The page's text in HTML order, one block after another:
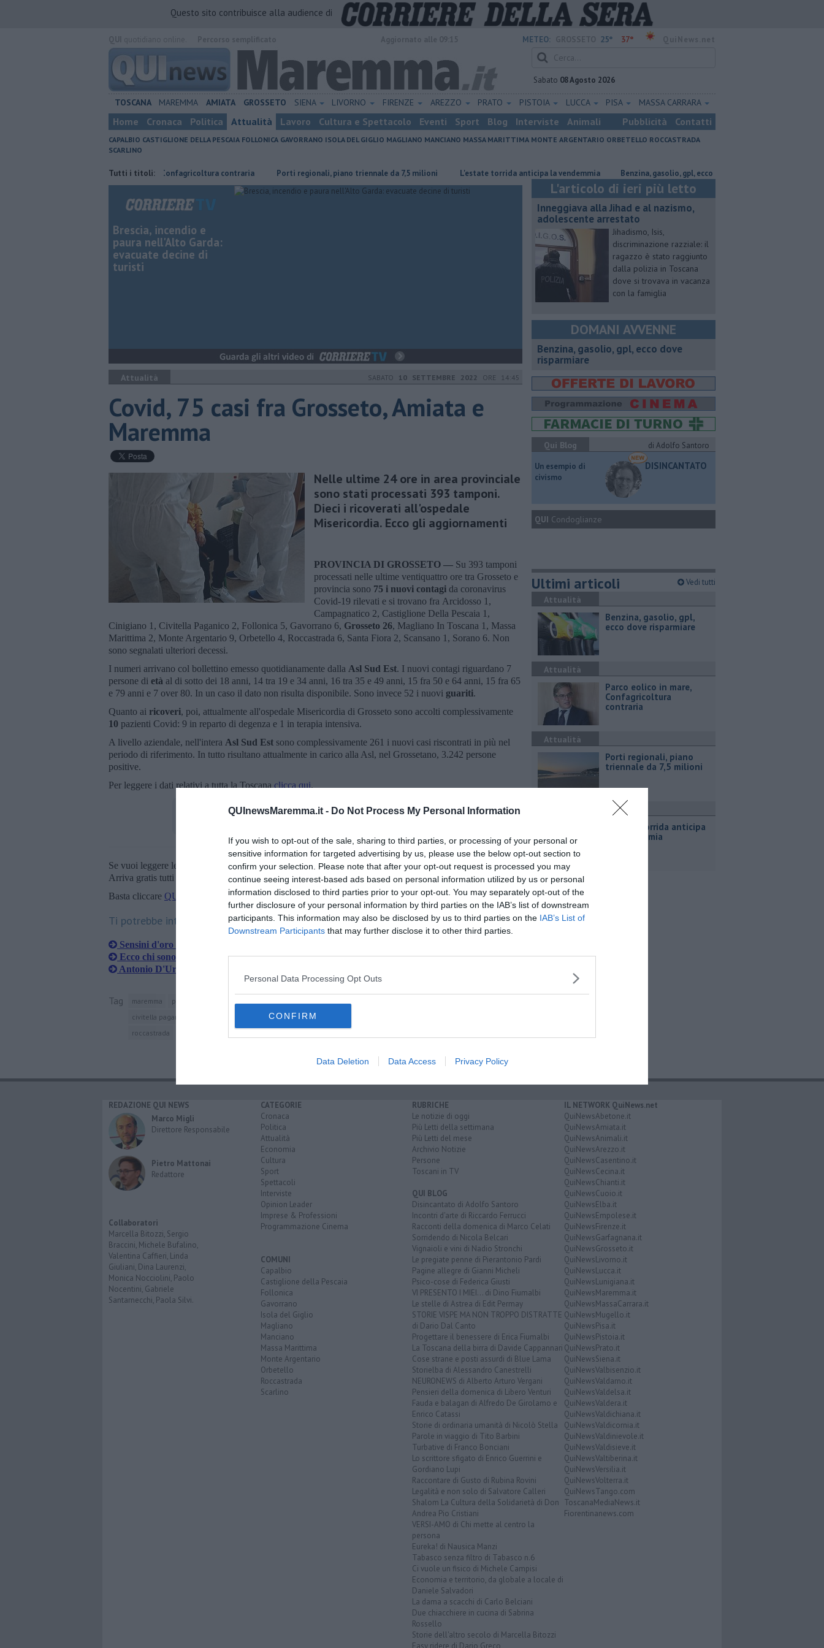
QUInewsMaremma.it - Do Not Process My Personal Information
If you wish to opt-out of the sale, sharing to third parties, or processing of your personal or
sensitive information for targeted advertising by us, please use the below opt-out section to
confirm your selection. Please note that after your opt-out request is processed you may
continue seeing interest-based ads based on personal information utilized by us or personal
information disclosed to third parties prior to your opt-out. You may separately opt-out of the
further disclosure of your personal information by third parties on the IAB’s list of downstream
participants. This information may also be disclosed by us to third parties on the IAB’s List of
Downstream Participants that may further disclose it to other third parties.
Personal Data Processing Opt Outs
CONFIRM
Data Deletion Data Access Privacy Policy
Questo sito contribuisce alla audience di
METEO: 25° 37°
Sabato 08 Agosto 2026
TOSCANA MAREMMA AMIATA GROSSETO SIENA LIVORNO FIRENZE AREZZO PRATO PISTOIA LUCCA PISA MASSA CARRARA
Home Cronaca Politica Attualità Lavoro Cultura e Spettacolo Eventi Sport Blog Interviste Animali Pubblicità Contatti
CAPALBIO CASTIGLIONE DELLA PESCAIA FOLLONICA GAVORRANO ISOLA DEL GIGLIO MAGLIANO MANCIANO MASSA MARITTIMA MONTE ARGENTARIO ORBETELLO ROCCASTRADA
SCARLINO
Tutti i titoli:
Parco eolico in mare, Confagricoltura contraria Porti regionali, piano triennale da 7,5 milioni L'estate torrida anticipa la vendemmia ​Benzina, gasolio, gpl, ecco dove risparmiare
Brescia, incendio e
paura nell'Alto Garda:
evacuate decine di
turisti
Attualità SABATO 10 SETTEMBRE 2022 ORE 14:45
Covid, 75 casi fra Grosseto, Amiata e
Maremma
Nelle ultime 24 ore in area provinciale
sono stati processati 393 tamponi.
Dieci i ricoverati all'ospedale
Misericordia. Ecco gli aggiornamenti
PROVINCIA DI GROSSETO — Su 393 tamponi
processati nelle ultime ventiquattro ore tra Grosseto e
provincia sono 75 i nuovi contagi da coronavirus
Covid-19 rilevati e si trovano fra Arcidosso 1,
Campagnatico 2, Castiglione Della Pescaia 1,
Cinigiano 1, Civitella Paganico 2, Follonica 5, Gavorrano 6, Grosseto 26, Magliano In Toscana 1, Massa
Marittima 2, Monte Argentario 9, Orbetello 4, Roccastrada 6, Santa Fiora 2, Scansano 1, Sorano 6. Non
sono segnalati ulteriori decessi.
I numeri arrivano col bollettino emesso quotidianamente dalla Asl Sud Est. I nuovi contagi riguardano 7
persone di età al di sotto dei 18 anni, 14 tra 19 e 34 anni, 16 tra 35 e 49 anni, 15 fra 50 e 64 anni, 15 fra 65
e 79 anni e 7 over 80. In un caso il dato non risulta disponibile. Sono invece 52 i nuovi guariti.
Quanto ai ricoveri, poi, attualmente all'ospedale Misericordia di Grosseto sono accolti complessivamente
10 pazienti Covid: 9 in reparto di degenza e 1 in terapia intensiva.
A livello aziendale, nell'intera Asl Sud Est sono complessivamente 261 i nuovi casi riscontrati in più nel
periodo di riferimento. In tutto risultano attualmente in carico alla Asl, nel Grossetano, 3.242 persone
positive.
Per leggere i dati relativi a tutta la Toscana clicca qui.
Se vuoi leggere le notizie principali della Toscana iscriviti allaNewsletter QUInews - ToscanaMedia.
Arriva gratis tutti i giorni alle 20:00 direttamente nella tua casella di posta.
Basta cliccare QUI
Ti potrebbe interessare anche:
Sensini d'oro anche nelle donazioni di sangue
Ecco chi sono i nuovi dirigenti della Asl
Antonio D'Urso resta al timone dell'Asl
Tag maremma provincia di grosseto
civitella paganico
magliano in toscana
roccastrada
L'articolo di ieri più letto
Inneggiava alla Jihad e al nazismo,
adolescente arrestato
Jihadismo, Isis,
discriminazione razziale: il
ragazzo è stato raggiunto
dalla polizia in Toscana
dove si trovava in vacanza
con la famiglia
DOMANI AVVENNE
​Benzina, gasolio, gpl, ecco dove
risparmiare
Qui Blog
di Adolfo Santoro
​Un esempio di
civismo
DISINCANTATO
QUI Condoglianze
Ultimi articoli Vedi tutti
Attualità
​Benzina, gasolio, gpl,
ecco dove risparmiare
Attualità
Parco eolico in mare,
Confagricoltura
contraria
Attualità
Porti regionali, piano
triennale da 7,5 milioni
L'estate torrida anticipa
la vendemmia
REDAZIONE QUI NEWS
Marco Migli
Direttore Responsabile
Pietro Mattonai
Redattore
Collaboratori
Marcella Bitozzi, Sergio
Braccini, Michele Bufalino,
Valentina Caffieri, Linda
Giuliani, Dina Laurenzi,
Monica Nocciolini, Paolo
Nocentini, Gabriele
Santarnecchi, Paola Silvi.
CATEGORIE
Cronaca
Politica
Attualità
Economia
Cultura
Sport
Spettacoli
Interviste
Opinion Leader
Imprese & Professioni
Programmazione Cinema
COMUNI
Capalbio
Castiglione della Pescaia
Follonica
Gavorrano
Isola del Giglio
Magliano
Manciano
Massa Marittima
Monte Argentario
Orbetello
Roccastrada
Scarlino
RUBRICHE
Le notizie di oggi
Più Letti della settimana
Più Letti del mese
Archivio Notizie
Persone
Toscani in TV
QUI BLOG
Disincantato di Adolfo Santoro
Incontri d'arte di Riccardo Ferrucci
Racconti della domenica di Marco Celati
Sorridendo di Nicola Belcari
Vignaioli e vini di Nadio Stronchi
Le pregiate penne di Pierantonio Pardi
Pagine allegre di Gianni Micheli
Psico-cose di Federica Giusti
VI PRESENTO I MIEI... di Dino Fiumalbi
Le stelle di Astrea di Edit Permay
STORIE VISPE MA NON TROPPO DISTRATTE
di Dario Dal Canto
Progettare il benessere di Erica Fiumalbi
La Toscana della birra di Davide Cappannari
Cose strane e posti assurdi di Blue Lama
Storielba di Alessandro Canestrelli
NEURONEWS di Alberto Arturo Vergani
Pensieri della domenica di Libero Venturi
Fauda e balagan di Alfredo De Girolamo e
Enrico Catassi
Storie di ordinaria umanità di Nicolò Stella
Parole in viaggio di Tito Barbini
Turbative di Franco Bonciani
Lo scrittore sfigato di Enrico Guerrini e
Gordiano Lupi
Raccontare di Gusto di Rubina Rovini
Legalità e non solo di Salvatore Calleri
Shalom La Cultura della Solidarietà di Don
Andrea Pio Cristiani
VERSI-AMO di Chi mette al centro la
persona
Eureka! di Nausica Manzi
Tabasco senza filtro di Tabasco n.6
Ci vuole un fisico di Michele Campisi
Economia e territorio, da globale a locale di
Daniele Salvadori
La dama a scacchi di Carlo Belciani
Due chiacchiere in cucina di Sabrina
Rossello
Storie dell'altro secolo di Marcella Bitozzi
Easy ridere di Dario Greco
IL NETWORK QuiNews.net
QuiNewsAbetone.it
QuiNewsAmiata.it
QuiNewsAnimali.it
QuiNewsArezzo.it
QuiNewsCasentino.it
QuiNewsCecina.it
QuiNewsChianti.it
QuiNewsCuoio.it
QuiNewsElba.it
QuiNewsEmpolese.it
QuiNewsFirenze.it
QuiNewsGarfagnana.it
QuiNewsGrosseto.it
QuiNewsLivorno.it
QuiNewsLucca.it
QuiNewsLunigiana.it
QuiNewsMaremma.it
QuiNewsMassaCarrara.it
QuiNewsMugello.it
QuiNewsPisa.it
QuiNewsPistoia.it
QuiNewsPrato.it
QuiNewsSiena.it
QuiNewsValbisenzio.it
QuiNewsValdarno.it
QuiNewsValdelsa.it
QuiNewsValdera.it
QuiNewsValdichiana.it
QuiNewsValdicornia.it
QuiNewsValdinievole.it
QuiNewsValdisieve.it
QuiNewsValtiberina.it
QuiNewsVersilia.it
QuiNewsVolterra.it
QuiNewsTango.com
ToscanaMediaNews.it
Fiorentinanews.com